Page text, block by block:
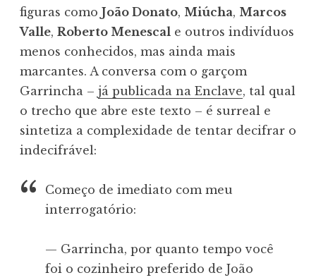
figuras como João Donato, Miúcha, Marcos
Valle, Roberto Menescal e outros indivíduos
menos conhecidos, mas ainda mais
marcantes. A conversa com o garçom
Garrincha – já publicada na Enclave, tal qual
o trecho que abre este texto – é surreal e
sintetiza a complexidade de tentar decifrar o
indecifrável:
Começo de imediato com meu
interrogatório:
— Garrincha, por quanto tempo você
foi o cozinheiro preferido de João